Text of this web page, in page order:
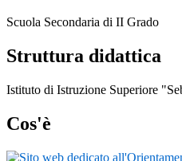
Scuola Secondaria di II Grado
Struttura didattica
Istituto di Istruzione Superiore
Cos'è